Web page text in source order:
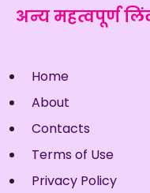
अन्य महत्वपूर्ण
Home
About
Contacts
Terms of Use
Privacy Policy